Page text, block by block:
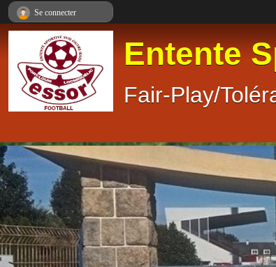
Entente
Fair-Play/
Se connecter
Panneau de gestion des cookies